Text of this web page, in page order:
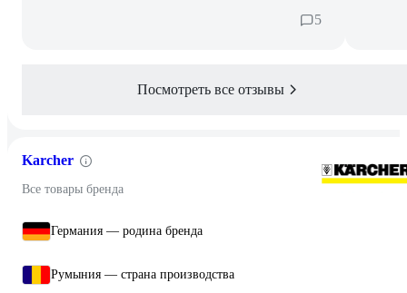
5
Посмотреть все отзывы
Karcher
Все товары бренда
Германия — родина бренда
Румыния — страна производства